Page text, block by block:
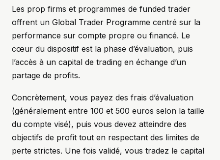
Les prop firms et programmes de funded trader
offrent un Global Trader Programme centré sur la
performance sur compte propre ou financé. Le
cœur du dispositif est la phase d’évaluation, puis
l’accès à un capital de trading en échange d’un
partage de profits.
Concrètement, vous payez des frais d’évaluation
(généralement entre 100 et 500 euros selon la taille
du compte visé), puis vous devez atteindre des
objectifs de profit tout en respectant des limites de
perte strictes. Une fois validé, vous tradez le capital